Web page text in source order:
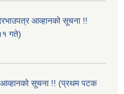
आव्हानको सूचना !!
गते)
आव्हानको सूचना !! (प्रथम पटक